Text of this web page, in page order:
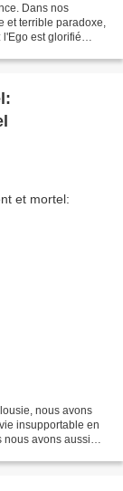
Dans nos
et terrible paradoxe,
est glorifié
nous avons
insupportable en
nous avons aussi